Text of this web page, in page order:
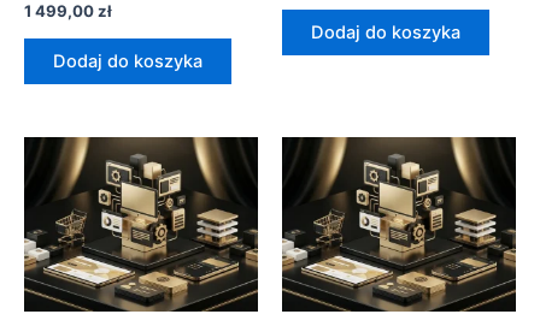
1 499,00zł
Dodaj do koszyka
Dodaj do koszyka